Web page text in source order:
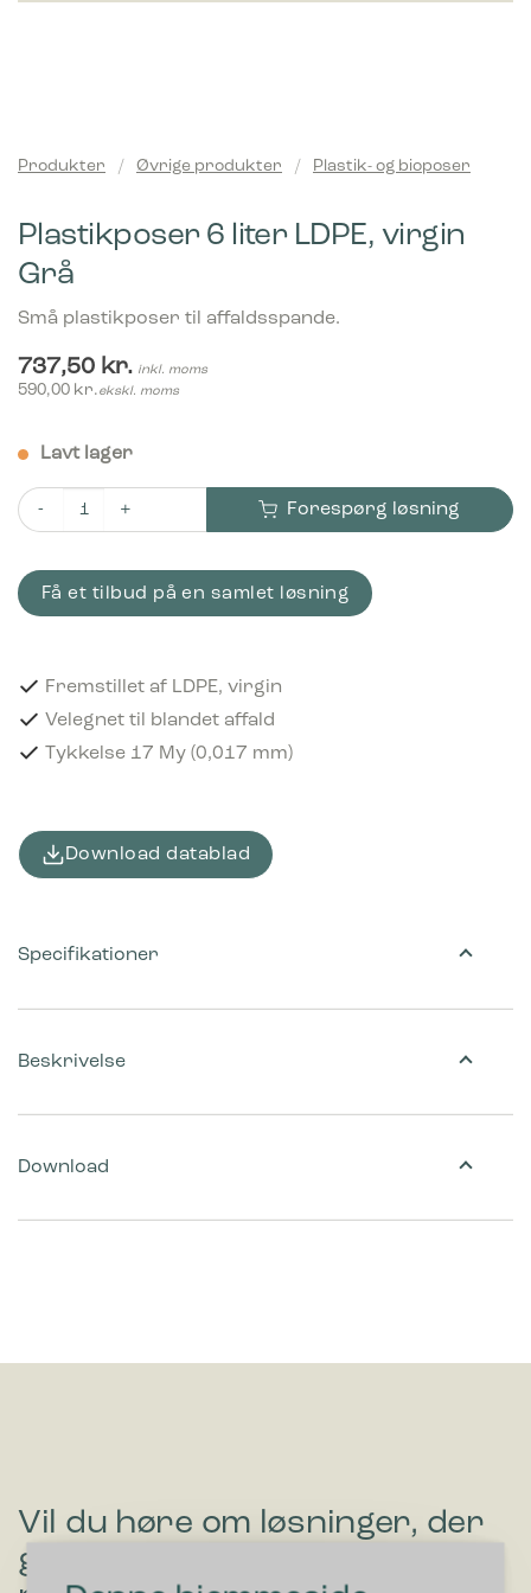
Produkter / Øvrige produkter / Plastik- og bioposer
Plastikposer 6 liter LDPE, virgin
Grå
Små plastikposer til affaldsspande.
737,50 kr. inkl. moms
590,00 kr.ekskl. moms
Lavt lager
Plastikposer 6 liter LDPE, virgin Grå antal
Forespørg løsning
Få et tilbud på en samlet løsning
Fremstillet af LDPE, virgin
Velegnet til blandet affald
Tykkelse 17 My (0,017 mm)
Download datablad
Beskrivelse
Download
Specifikationer
Vil du høre om løsninger, der
gør affaldssortering